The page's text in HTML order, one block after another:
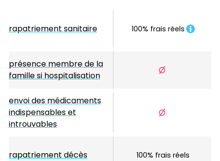
rapatriement sanitaire 100% frais réels
présence membre de la
famille si hospitalisation
envoi des médicaments
indispensables et
introuvables
rapatriement décès 100% frais réels